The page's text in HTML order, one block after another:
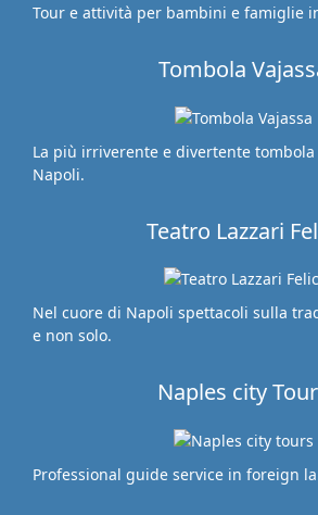
Tour e attività per bambini e famiglie
Tombola
La più irriverente e divertente
Napoli.
Teatro Lazzari
Nel cuore di Napoli spettacoli sulla
e non solo.
Naples city
Professional guide service in foreign